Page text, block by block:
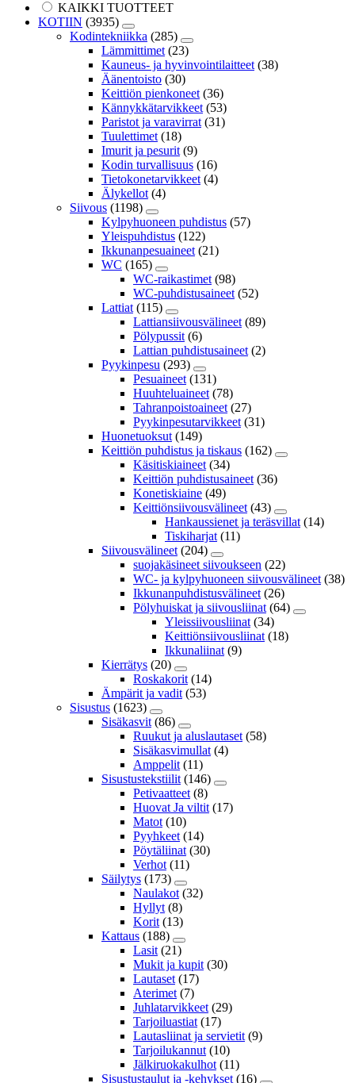
KAIKKI TUOTTEET
KOTIIN (3935)
Kodintekniikka (285)
Lämmittimet (23)
Kauneus- ja hyvinvointilaitteet (38)
Äänentoisto (30)
Keittiön pienkoneet (36)
Kännykkätarvikkeet (53)
Paristot ja varavirrat (31)
Tuulettimet (18)
Imurit ja pesurit (9)
Kodin turvallisuus (16)
Tietokonetarvikkeet (4)
Älykellot (4)
Siivous (1198)
Kylpyhuoneen puhdistus (57)
Yleispuhdistus (122)
Ikkunanpesuaineet (21)
WC (165)
WC-raikastimet (98)
WC-puhdistusaineet (52)
Lattiat (115)
Lattiansiivousvälineet (89)
Pölypussit (6)
Lattian puhdistusaineet (2)
Pyykinpesu (293)
Pesuaineet (131)
Huuhteluaineet (78)
Tahranpoistoaineet (27)
Pyykinpesutarvikkeet (31)
Huonetuoksut (149)
Keittiön puhdistus ja tiskaus (162)
Käsitiskiaineet (34)
Keittiön puhdistusaineet (36)
Konetiskiaine (49)
Keittiönsiivousvälineet (43)
Hankaussienet ja teräsvillat (14)
Tiskiharjat (11)
Siivousvälineet (204)
suojakäsineet siivoukseen (22)
WC- ja kylpyhuoneen siivousvälineet (38)
Ikkunanpuhdistusvälineet (26)
Pölyhuiskat ja siivousliinat (64)
Yleissiivousliinat (34)
Keittiönsiivousliinat (18)
Ikkunaliinat (9)
Kierrätys (20)
Roskakorit (14)
Ämpärit ja vadit (53)
Sisustus (1623)
Sisäkasvit (86)
Ruukut ja aluslautaset (58)
Sisäkasvimullat (4)
Amppelit (11)
Sisustustekstiilit (146)
Petivaatteet (8)
Huovat Ja viltit (17)
Matot (10)
Pyyhkeet (14)
Pöytäliinat (30)
Verhot (11)
Säilytys (173)
Naulakot (32)
Hyllyt (8)
Korit (13)
Kattaus (188)
Lasit (21)
Mukit ja kupit (30)
Lautaset (17)
Aterimet (7)
Juhlatarvikkeet (29)
Tarjoiluastiat (17)
Lautasliinat ja servietit (9)
Tarjoilukannut (10)
Jälkiruokakulhot (11)
Sisustustaulut ja -kehykset (16)